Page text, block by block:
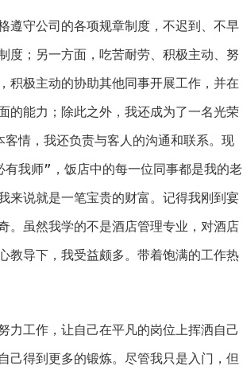
守公司的各项规章制度，不迟到、不早
度；另一方面，吃苦耐劳、积极主动、努
积极主动的协助其他同事开展工作，并在
的能力；除此之外，我还成为了一名光荣
情，我还负责与客人的沟通和联系。现
我师”，饭店中的每一位同事都是我的老
来说就是一笔宝贵的财富。记得我刚到宴
。虽然我学的不是酒店管理专业，对酒店
教导下，我受益颇多。带着饱满的工作热
工作，让自己在平凡的岗位上挥洒自己
己得到更多的锻炼。尽管我只是入门，但